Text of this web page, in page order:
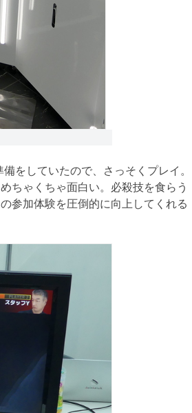
をしていたので、さっそくプレイ。
ちゃくちゃ面白い。必殺技を食らう
参加体験を圧倒的に向上してくれる